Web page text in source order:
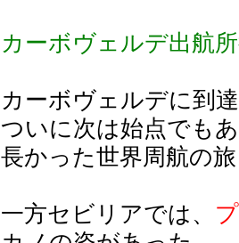
カーボヴェルデ出航
カーボヴェルデに到
ついに次は始点でも
長かった世界周航の
一方セビリアでは、